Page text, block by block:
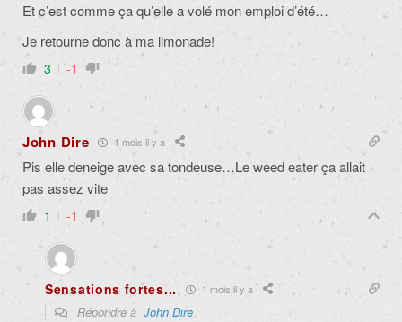
Et c’est comme ça qu’elle a volé mon emploi d’été…
Je retourne donc à ma limonade!
3 -1
John Dire 1 mois il y a
Pis elle deneige avec sa tondeuse…Le weed eater ça allait
pas assez vite
1 -1
Sensations fortes... 1 mois il y a
Répondre à John Dire